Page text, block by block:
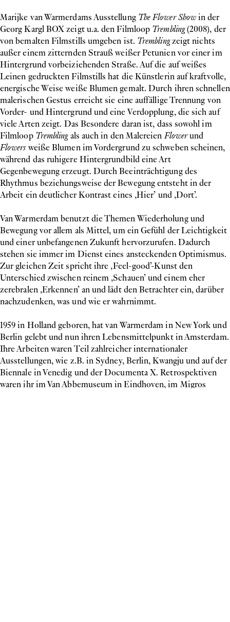
Marijke van Warmerdams Ausstellung The Flower Showin der
Georg Kargl BOX zeigt u.a. den Filmloop Trembling(2008), der
von bemalten Filmstills umgeben ist. Tremblingzeigt nichts
außer einem zitternden Strauß weißer Petunien vor einer im
Hintergrund vorbeiziehenden Straße. Auf die auf weißes
Leinen gedruckten Filmstills hat die Künstlerin auf kraftvolle,
energische Weise weiße Blumen gemalt. Durch ihren schnellen
malerischen Gestus erreicht sie eine auffällige Trennung von
Vorder- und Hintergrund und eine Verdopplung, die sich auf
viele Arten zeigt. Das Besondere daran ist, dass sowohl im
Filmloop Tremblingals auch in den MalereienFlowerund
Flowers weiße Blumen im Vordergrund zu schweben scheinen,
während das ruhigere Hintergrundbild eine Art
Gegenbewegung erzeugt. Durch Beeinträchtigung des
Rhythmus beziehungsweise der Bewegung entsteht in der
Arbeit ein deutlicher Kontrast eines ‚Hier’ und ‚Dort’.
Van Warmerdam benutzt die Themen Wiederholung und
Bewegung vor allem als Mittel, um ein Gefühl der Leichtigkeit
und einer unbefangenen Zukunft hervorzurufen. Dadurch
stehen sie immer im Dienst eines ansteckenden Optimismus.
Zur gleichen Zeit spricht ihre ‚Feel-good’-Kunst den
Unterschied zwischen reinem ‚Schauen’ und einem eher
zerebralen ‚Erkennen’ an und lädt den Betrachter ein, darüber
nachzudenken, was und wie er wahrnimmt.
1959 in Holland geboren, hat van Warmerdam in New York und
Berlin gelebt und nun ihren Lebensmittelpunkt in Amsterdam.
Ihre Arbeiten waren Teil zahlreicher internationaler
Ausstellungen, wie z.B. in Sydney, Berlin, Kwangju und auf der
Biennale in Venedig und der Documenta X. Retrospektiven
waren ihr im Van Abbemuseum in Eindhoven, im Migros